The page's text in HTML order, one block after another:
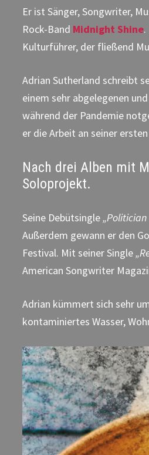
Er ist Sänger, Songwriter,
Rock-Band Midnight Shine
Kulturführer, der fließend
Adrian Sutherland schreibt
einem sehr abgelegenen
während der Pandemie
er die Arbeit an seiner
Nach drei Alben mit
Soloprojekt.
Seine Debütsingle„Politician
Außerdem gewann er den
Festival. Mit seiner Single
American Songwriter
Adrian kümmert sich sehr
kontaminiertes Wasser,